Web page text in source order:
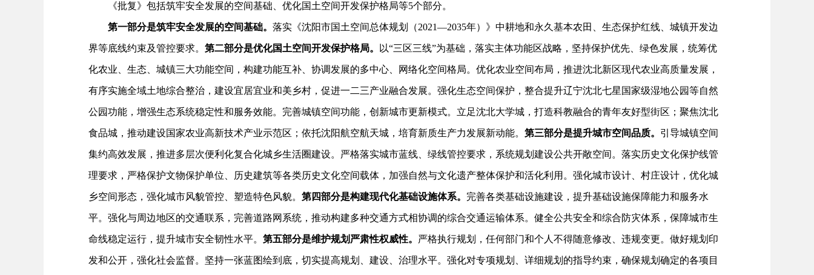
《批复》包括筑牢安全发展的空间基础、优化国土空间开发保护格局等5个部分。
第一部分是筑牢安全发展的空间基础。 落实《沈阳市国土空间总体规划（2021—2035年）》中耕地和永久基本农田、生态保护红线、城镇开发边
界等底线约束及管控要求。 第二部分是优化国土空间开发保护格局。 以“三区三线”为基础，落实主体功能区战略，坚持保护优先、绿色发展，统筹优
化农业、生态、城镇三大功能空间，构建功能互补、协调发展的多中心、网络化空间格局。优化农业空间布局，推进沈北新区现代农业高质量发展，
有序实施全域土地综合整治，建设宜居宜业和美乡村，促进一二三产业融合发展。强化生态空间保护，整合提升辽宁沈北七星国家级湿地公园等自然
公园功能，增强生态系统稳定性和服务效能。完善城镇空间功能，创新城市更新模式。立足沈北大学城，打造科教融合的青年友好型街区；聚焦沈北
食品城，推动建设国家农业高新技术产业示范区；依托沈阳航空航天城，培育新质生产力发展新动能。 第三部分是提升城市空间品质。 引导城镇空间
集约高效发展，推进多层次便利化复合化城乡生活圈建设。严格落实城市蓝线、绿线管控要求，系统规划建设公共开敞空间。落实历史文化保护线管
理要求，严格保护文物保护单位、历史建筑等各类历史文化空间载体，加强自然与文化遗产整体保护和活化利用。强化城市设计、村庄设计，优化城
乡空间形态，强化城市风貌管控、塑造特色风貌。 第四部分是构建现代化基础设施体系。 完善各类基础设施建设，提升基础设施保障能力和服务水
平。强化与周边地区的交通联系，完善道路网系统，推动构建多种交通方式相协调的综合交通运输体系。健全公共安全和综合防灾体系，保障城市生
命线稳定运行，提升城市安全韧性水平。 第五部分是维护规划严肃性权威性。 严格执行规划，任何部门和个人不得随意修改、违规变更。做好规划印
发和公开，强化社会监督。坚持一张蓝图绘到底，切实提高规划、建设、治理水平。强化对专项规划、详细规划的指导约束，确保规划确定的各项目